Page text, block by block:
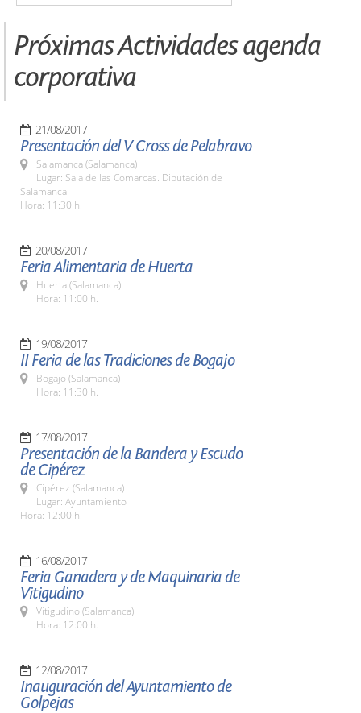
Próximas Actividades agenda
corporativa
21/08/2017
Presentación del V Cross de Pelabravo
Salamanca (Salamanca)
Lugar: Sala de las Comarcas. Diputación de
Salamanca
Hora: 11:30 h.
20/08/2017
Feria Alimentaria de Huerta
Huerta (Salamanca)
Hora: 11:00 h.
19/08/2017
II Feria de las Tradiciones de Bogajo
Bogajo (Salamanca)
Hora: 11:30 h.
17/08/2017
Presentación de la Bandera y Escudo
de Cipérez
Cipérez (Salamanca)
Lugar: Ayuntamiento
Hora: 12:00 h.
16/08/2017
Feria Ganadera y de Maquinaria de
Vitigudino
Vitigudino (Salamanca)
Hora: 12:00 h.
12/08/2017
Inauguración del Ayuntamiento de
Golpejas